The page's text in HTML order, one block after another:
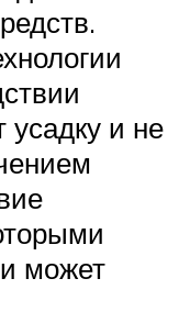
усадку и не
может